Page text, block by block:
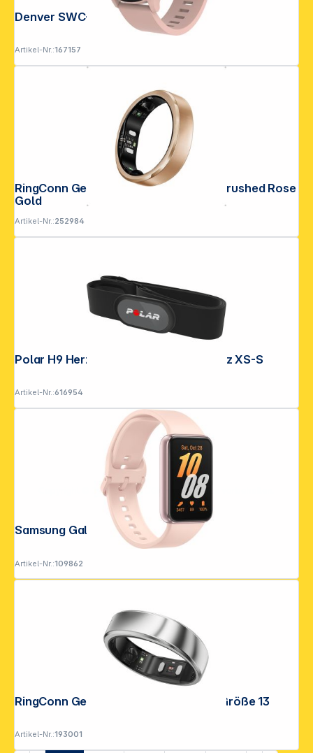
Denver SWC-338RO rosa
Artikel-Nr.:167157
RingConn Gen3 Smart Ring Größe 15 Brushed Rose
Gold
Artikel-Nr.:252984
Polar H9 Herzfrequenzmesser schwarz XS-S
Artikel-Nr.:616954
Samsung Galaxy Fit3 pink/gold
Artikel-Nr.:109862
RingConn Gen2 Air Smart Ring Silber Größe 13
Artikel-Nr.:193001
Copyright © 2001 - 2026 DGH - Alle Rechte vorbehalten.